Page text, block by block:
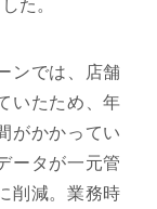
ンでは、店舗
いたため、年
がかかってい
ータが一元管
削減。業務時